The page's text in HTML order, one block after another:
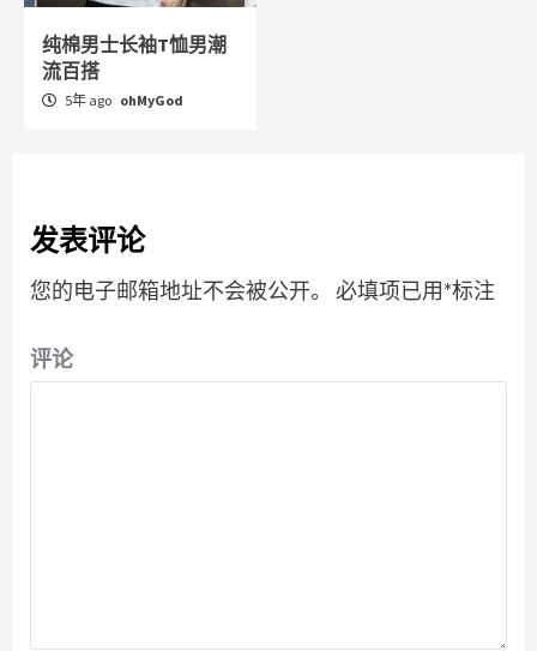
纯棉男士长袖T恤男潮
流百搭
5年 ago ohMyGod
发表评论
您的电子邮箱地址不会被公开。 必填项已用*标注
评论